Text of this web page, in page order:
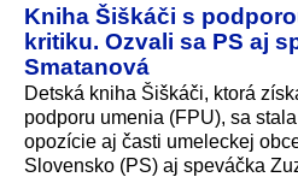
Kniha Šiškáči s
kritiku. Ozvali sa PS aj
Smatanová
Detská kniha Šiškáči, ktorá
podporu umenia (FPU), sa
opozície aj časti umeleckej
Slovensko (PS) aj speváčka